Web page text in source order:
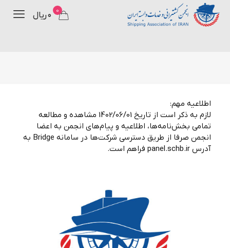
0 ۰ ریال
اطلاعیه مهم:
لازم به ذکر است از تاریخ 1402/06/01 مشاهده و مطالعه
تمامی بخش‌نامه‌ها، اطلاعیه‌ و پیام‌های انجمن به اعضا
انجمن صرفا از طریق دسترسی شرکت‌ها در سامانه Bridge به
آدرس panel.schb.ir فراهم است.